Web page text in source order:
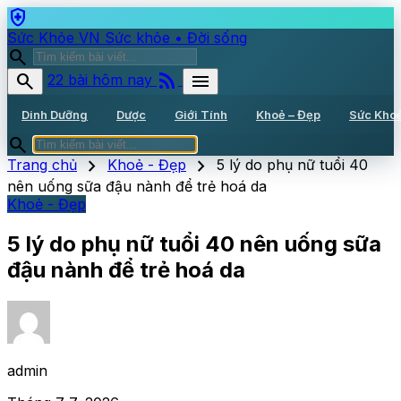
health_and_safety
Sức Khỏe VN Sức khỏe • Đời sống
search
search
22 bài hôm nay rss_feed menu
Dinh Dưỡng Dược Giới Tính Khoẻ – Đẹp Sức
search
Trang chủ chevron_right Khoẻ - Đẹp chevron_right 5 lý do phụ nữ tuổi 40
nên uống sữa đậu nành để trẻ hoá da
Khoẻ - Đẹp
5 lý do phụ nữ tuổi 40 nên uống sữa
đậu nành để trẻ hoá da
admin